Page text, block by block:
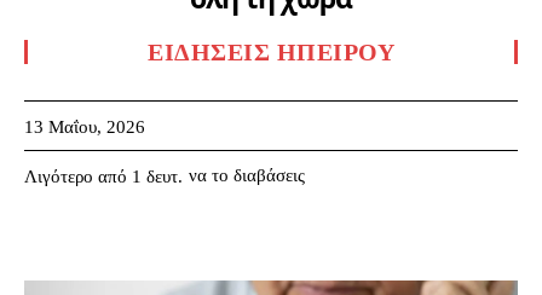
ΕΙΔΉΣΕΙΣ ΗΠΕΊΡΟΥ
13 Μαΐου, 2026
Λιγότερο από 1 δευτ. να το διαβάσεις